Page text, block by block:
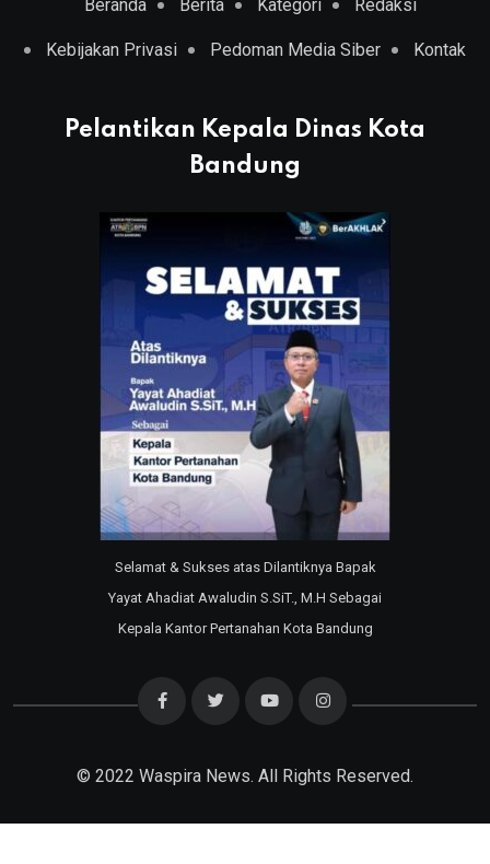
Beranda Berita Kategori Redaksi
Kebijakan Privasi Pedoman Media Siber Kontak
Pelantikan Kepala Dinas Kota
Bandung
Selamat & Sukses atas Dilantiknya Bapak
Yayat Ahadiat Awaludin S.SiT., M.H Sebagai
Kepala Kantor Pertanahan Kota Bandung
© 2022 Waspira News. All Rights Reserved.